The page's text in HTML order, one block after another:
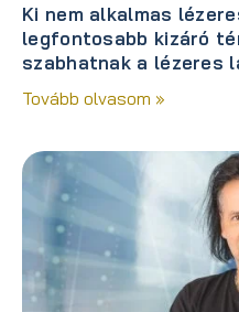
Ki nem alkalmas
legfontosabb kizáró
szabhatnak a lézeres
Tovább olvasom »